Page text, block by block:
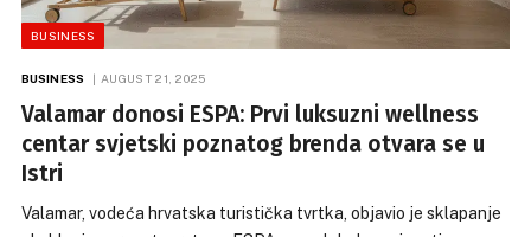
BUSINESS
BUSINESS AUGUST 21, 2025
Valamar donosi ESPA: Prvi luksuzni wellness
centar svjetski poznatog brenda otvara se u
Istri
Valamar, vodeća hrvatska turistička tvrtka, objavio je sklapanje